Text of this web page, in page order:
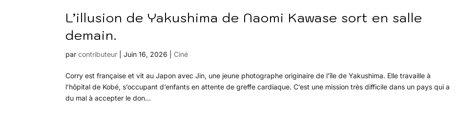
L’illusion de Yakushima de Naomi Kawase sort en salle
demain.
parcontributeur |Juin 16, 2026 Ciné
Corry est française et vit au Japon avec Jin, une jeune photographe originaire de l’île de Yakushima. Elle travaille à
l’hôpital de Kobé, s’occupant d’enfants en attente de greffe cardiaque. C’est une mission très difficile dans un pays qui a
du mal à accepter le don...